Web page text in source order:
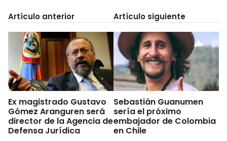
Artículo anterior
Ex magistrado Gustavo
Gómez Aranguren será
director de la Agencia de
Defensa Jurídica
Artículo siguiente
Sebastián Guanumen
sería el próximo
embajador de Colombia
en Chile